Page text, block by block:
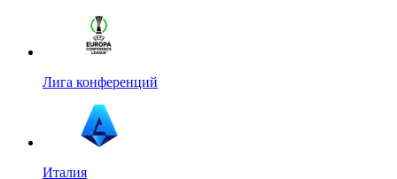
Лига конференций
Италия